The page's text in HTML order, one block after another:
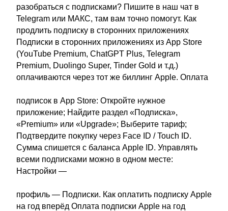
разобраться с подписками? Пишите в наш чат в
Telegram или МАКС, там вам точно помогут. Как
продлить подписку в сторонних приложениях
Подписки в сторонних приложениях из App Store
(YouTube Premium, ChatGPT Plus, Telegram
Premium, Duolingo Super, Tinder Gold и т.д.)
оплачиваются через тот же биллинг Apple. Оплата
подписок в App Store: Откройте нужное
приложение; Найдите раздел «Подписка»,
«Premium» или «Upgrade»; Выберите тариф;
Подтвердите покупку через Face ID / Touch ID.
Сумма спишется с баланса Apple ID. Управлять
всеми подписками можно в одном месте:
Настройки —
профиль — Подписки. Как оплатить подписку Apple
на год вперёд Оплата подписки Apple на год